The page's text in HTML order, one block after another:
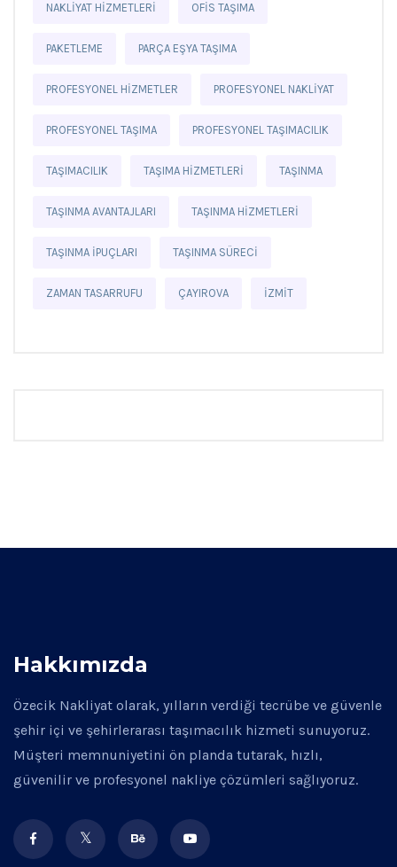
NAKLIYAT HIZMETLERI OFIS TAŞIMA
PAKETLEME PARÇA EŞYA TAŞIMA
PROFESYONEL HIZMETLER PROFESYONEL NAKLIYAT
PROFESYONEL TAŞIMA PROFESYONEL TAŞIMACILIK
TAŞIMACILIK TAŞIMA HIZMETLERI TAŞINMA
TAŞINMA AVANTAJLARI TAŞINMA HIZMETLERI
TAŞINMA IPUÇLARI TAŞINMA SÜRECI
ZAMAN TASARRUFU ÇAYIROVA İZMIT
Hakkımızda
Özecik Nakliyat olarak, yılların verdiği tecrübe ve güvenle
şehir içi ve şehirlerarası taşımacılık hizmeti sunuyoruz.
Müşteri memnuniyetini ön planda tutarak, hızlı,
güvenilir ve profesyonel nakliye çözümleri sağlıyoruz.